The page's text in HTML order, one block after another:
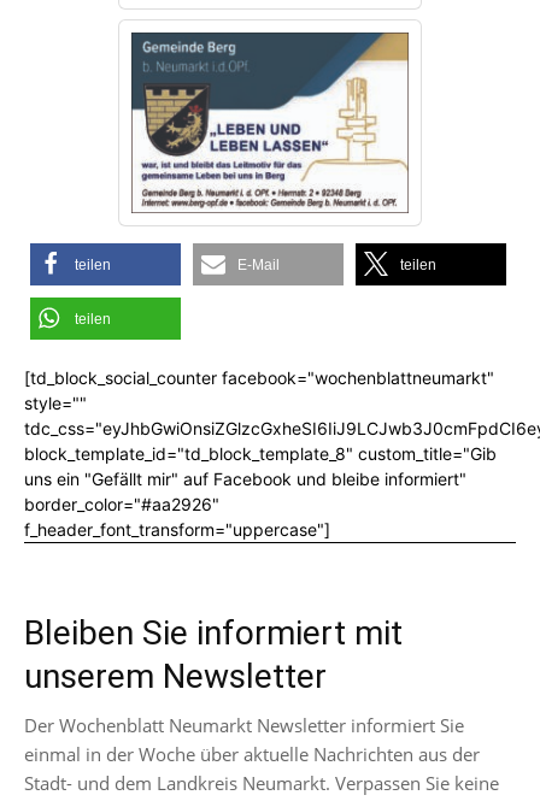
teilen E-Mail teilen
teilen
[td_block_social_counter facebook="wochenblattneumarkt"
style=""
block_template_id="td_block_template_8" custom_title="Gib
uns ein "Gefällt mir" auf Facebook und bleibe informiert"
border_color="#aa2926"
f_header_font_transform="uppercase"]
Bleiben Sie informiert mit
unserem Newsletter
Der Wochenblatt Neumarkt Newsletter informiert Sie
einmal in der Woche über aktuelle Nachrichten aus der
Stadt- und dem Landkreis Neumarkt. Verpassen Sie keine